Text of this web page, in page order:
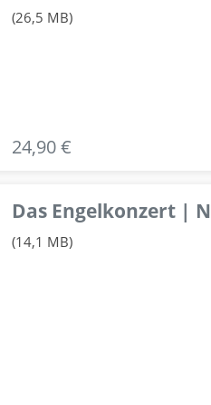
(26,5 MB)
24,90 €
Das Engelkonzert |
(14,1 MB)